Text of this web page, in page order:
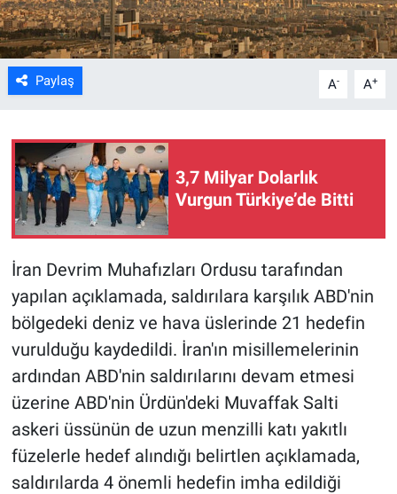
Paylaş A- A+
3,7 Milyar Dolarlık
Vurgun Türkiye’de Bitti
İran Devrim Muhafızları Ordusu tarafından
yapılan açıklamada, saldırılara karşılık ABD'nin
bölgedeki deniz ve hava üslerinde 21 hedefin
vurulduğu kaydedildi. İran'ın misillemelerinin
ardından ABD'nin saldırılarını devam etmesi
üzerine ABD'nin Ürdün'deki Muvaffak Salti
askeri üssünün de uzun menzilli katı yakıtlı
füzelerle hedef alındığı belirtlen açıklamada,
saldırılarda 4 önemli hedefin imha edildiği